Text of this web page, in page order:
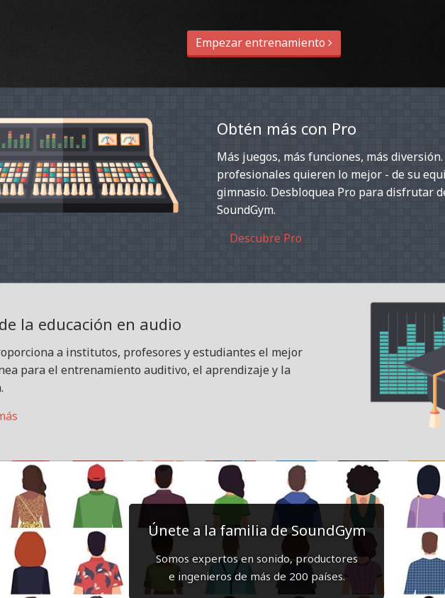
Empezar entrenamiento
Obtén más con Pro
Más juegos, más funciones, más
profesionales quieren lo mejor - de su
gimnasio. Desbloquea Pro para disfrutar
SoundGym.
Descubre Pro
la educación en audio
a institutos, profesores y estudiantes el mejor
para el entrenamiento auditivo, el aprendizaje y la
Únete a la familia de SoundGym
Somos expertos en sonido, productores
e ingenieros de más de 200 países.